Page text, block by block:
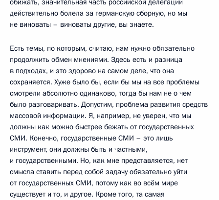
обижать, значительная часть российской делегации
действительно болела за германскую сборную, но мы
не виноваты – виноваты другие, вы знаете.
Есть темы, по которым, считаю, нам нужно обязательно
продолжить обмен мнениями. Здесь есть и разница
в подходах, и это здорово на самом деле, что она
сохраняется. Хуже было бы, если бы мы на все проблемы
смотрели абсолютно одинаково, тогда бы нам не о чем
было разговаривать. Допустим, проблема развития средств
массовой информации. Я, например, не уверен, что мы
должны как можно быстрее бежать от государственных
СМИ. Конечно, государственные СМИ – это лишь
инструмент, они должны быть и частными,
и государственными. Но, как мне представляется, нет
смысла ставить перед собой задачу обязательно уйти
от государственных СМИ, потому как во всём мире
существует и то, и другое. Кроме того, та самая